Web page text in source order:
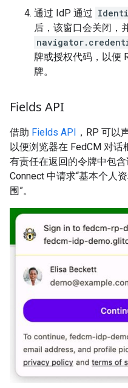
通过 IdP 通过
后，该窗口会关闭，
牌或授权代码，以便
牌。
Fields API
借助 Fields API ，RP 可以
以便浏览器在 FedCM 对
有责任在返回的令牌中包
Connect 中请求“基本个人
围”。